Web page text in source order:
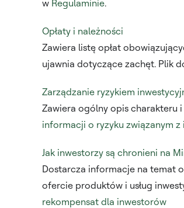
w Regulaminie.
Opłaty i należności
Zawiera listę opłat
ujawnia dotyczące zachęt. Plik
Zarządzanie ryzykiem
Zawiera ogólny opis charakteru
informacji o ryzyku związanym
Jak inwestorzy są chronieni na
Dostarcza informacje na temat
ofercie produktów i usług
rekompensat dla inwestorów